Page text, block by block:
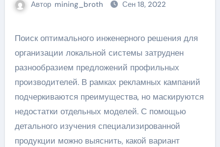
Автор mining_broth Сен 18, 2022
Поиск оптимального инженерного решения для
организации локальной системы затруднен
разнообразием предложений профильных
производителей. В рамках рекламных кампаний
подчеркиваются преимущества, но маскируются
недостатки отдельных моделей. С помощью
детального изучения специализированной
продукции можно выяснить, какой вариант